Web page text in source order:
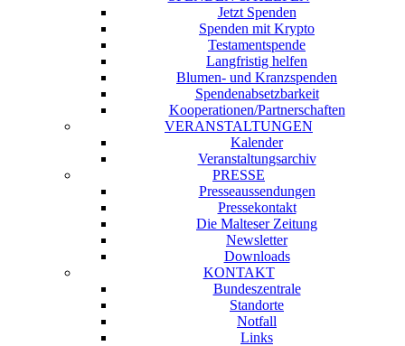
Jetzt Spenden
Spenden mit Krypto
Testamentspende
Langfristig helfen
Blumen- und Kranzspenden
Spendenabsetzbarkeit
Kooperationen/Partnerschaften
VERANSTALTUNGEN
Kalender
Veranstaltungsarchiv
PRESSE
Presseaussendungen
Pressekontakt
Die Malteser Zeitung
Newsletter
Downloads
KONTAKT
Bundeszentrale
Standorte
Notfall
Links